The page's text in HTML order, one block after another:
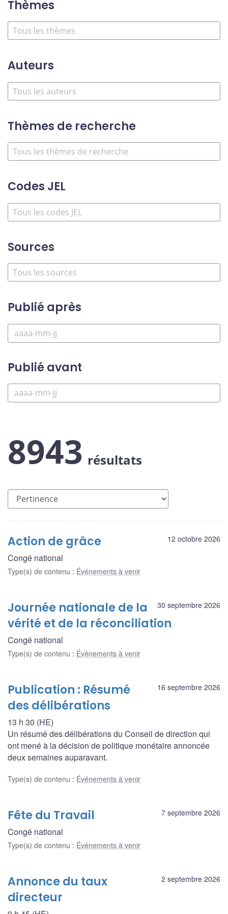
Thèmes
Auteurs
Thèmes de recherche
Codes JEL
Sources
Publié après
Publié avant
8943 résultats
12 octobre 2026
Action de grâce
Congé national
Type(s) de contenu : Événements à venir
30 septembre 2026
Journée nationale de la
vérité et de la réconciliation
Congé national
Type(s) de contenu : Événements à venir
16 septembre 2026
Publication : Résumé
des délibérations
13 h 30 (HE)
Un résumé des délibérations du Conseil de direction qui
ont mené à la décision de politique monétaire annoncée
deux semaines auparavant.
Type(s) de contenu : Événements à venir
7 septembre 2026
Fête du Travail
Congé national
Type(s) de contenu : Événements à venir
2 septembre 2026
Annonce du taux
directeur